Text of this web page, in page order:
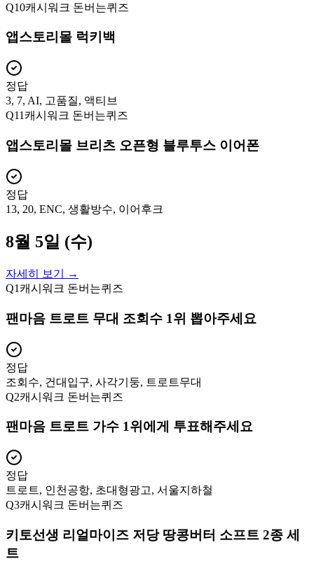
Q10캐시워크 돈버는퀴즈
앱스토리몰 럭키백
정답
3, 7, AI, 고품질, 액티브
Q11 캐시워크 돈버는퀴즈
앱스토리몰 브리츠 오픈형 블루투스 이어폰
정답
13, 20, ENC, 생활방수, 이어후크
8월 5일 (수)
자세히 보기 →
Q1 캐시워크 돈버는퀴즈
팬마음 트로트 무대 조회수 1위 뽑아주세요
정답
조회수, 건대입구, 사각기둥, 트로트무대
Q2캐시워크 돈버는퀴즈
팬마음 트로트 가수 1위에게 투표해주세요
정답
트로트, 인천공항, 초대형광고, 서울지하철
Q3캐시워크 돈버는퀴즈
키토선생 리얼마이즈 저당 땅콩버터 소프트 2종 세
트